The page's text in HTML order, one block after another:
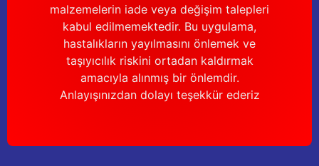
malzemelerin iade veya değişim talepleri
kabul edilmemektedir. Bu uygulama,
hastalıkların yayılmasını önlemek ve
taşıyıcılık riskini ortadan kaldırmak
amacıyla alınmış bir önlemdir.
Anlayışınızdan dolayı teşekkür ederiz